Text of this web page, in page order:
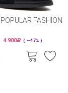
FASHION
4 900 ( —47% )